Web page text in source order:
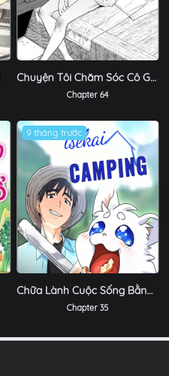
Chuyện Tôi Chăm Sóc Cô Gái Không Thân Thích
Chapter 64
9 tháng trước
Chữa Lành Cuộc Sống Bằng Cách Cắm Trại Ở Thế Giới Khác
Chapter 35